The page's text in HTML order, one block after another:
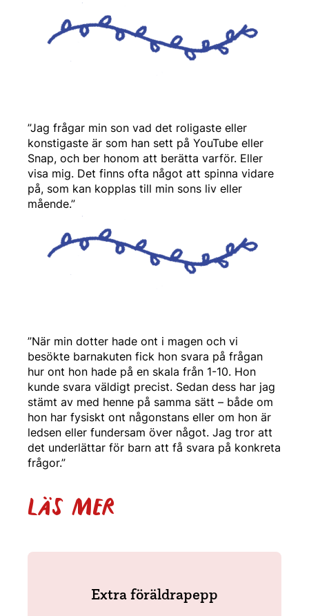
”Jag frågar min son vad det roligaste eller
konstigaste är som han sett på YouTube eller
Snap, och ber honom att berätta varför. Eller
visa mig. Det finns ofta något att spinna vidare
på, som kan kopplas till min sons liv eller
mående.”
”När min dotter hade ont i magen och vi
besökte barnakuten fick hon svara på frågan
hur ont hon hade på en skala från 1-10. Hon
kunde svara väldigt precist. Sedan dess har jag
stämt av med henne på samma sätt – både om
hon har fysiskt ont någonstans eller om hon är
ledsen eller fundersam över något. Jag tror att
det underlättar för barn att få svara på konkreta
frågor.”
LÄS MER
Extra föräldrapepp